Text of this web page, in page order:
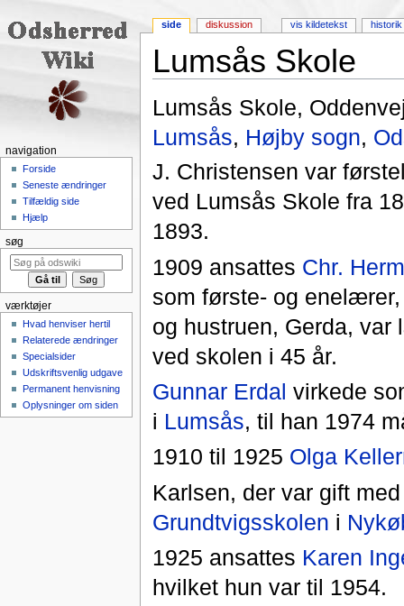
Lumsås Skole
Lumsås Skole,
Lumsås, Højby sogn,
J. Christensen var
ved Lumsås Skole fra
1893.
1909 ansattes Chr.
som første- og
og hustruen, Gerda, var
ved skolen i 45 år.
Gunnar Erdal virkede
i Lumsås, til han 1974
1910 til 1925 Olga
Karlsen, der var gift
Grundtvigsskolen i
1925 ansattes Karen
hvilket hun var til 1954.
side diskussion vis kildetekst historik
navigation
Forside
Seneste ændringer
Tilfældig side
Hjælp
søg
værktøjer
Hvad henviser hertil
Relaterede ændringer
Specialsider
Udskriftsvenlig udgave
Permanent henvisning
Oplysninger om siden